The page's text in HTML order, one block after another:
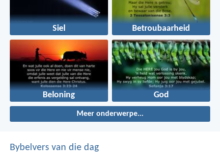
Siel Betroubaarheid
Beloning God
Meer onderwerpe...
Bybelvers van die dag